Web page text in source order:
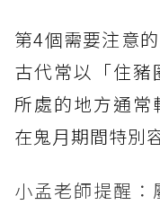
第4個需要注意
古代常以「住豬
所處的地方通常
在鬼月期間特別
小孟老師提醒：